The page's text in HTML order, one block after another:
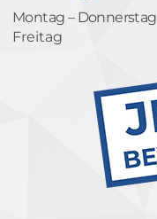
Montag – Donnerstag
Freitag